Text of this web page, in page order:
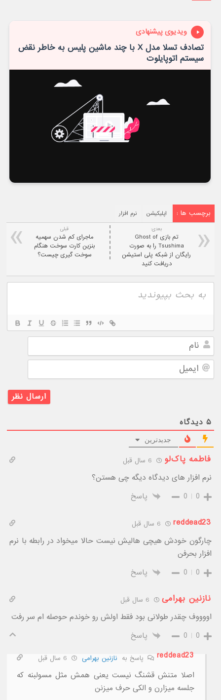
ویدیوی پیشنهادی
تصادف تسلا مدل X با چند ماشین پلیس به خاطر نقض
سیستم اتوپایلوت
برچسب ها : اپلیکیشن نرم افزار
قبلی
ماجرای کم شدن سهمیه
بنزین کارت سوخت هنگام
سوخت گیری چیست؟
بعدی:
تم بازی Ghost of
Tsushima را به صورت
رایگان از شبکه پلی استیشن
دریافت کنید
نام
ایمیل
۵ دیدگاه
جدیدترین
فاطمه پاک‌لو
نرم افزار های دیدگاه دیگه چی هستن؟
0
0 پاسخ
reddead23
چارگون خودش هیچی هالیش نیست حالا میخواد در رابطه با نرم
افزار بحرفن
0
0 پاسخ
نازنین بهرامی
اووووف چقدر طولانی بود فقط اولش رو خوندم حوصله ام سر رفت
0
0
پاسخ
reddead23
پاسخ بهنازنین بهرامی
اصلا متنش قشنگ نیست یعنی همش مثل مسولبنه که
جلسه میزارن و الکی حرف میزنن